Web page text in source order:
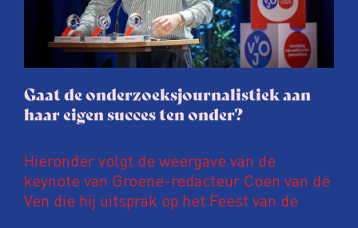
gaat de hele publicatie zelfs niet door.
Gaat de onderzoeksjournalistiek aan
haar eigen succes ten onder?
Hieronder volgt de weergave van de
keynote van Groene-redacteur Coen van de
Ven die hij uitsprak op het Feest van de